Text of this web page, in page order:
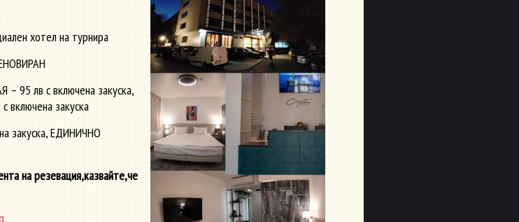
хотел на турнира
лв с включена закуска,
закуска
закуска, ЕДИНИЧНО
на резевация,казвайте,че